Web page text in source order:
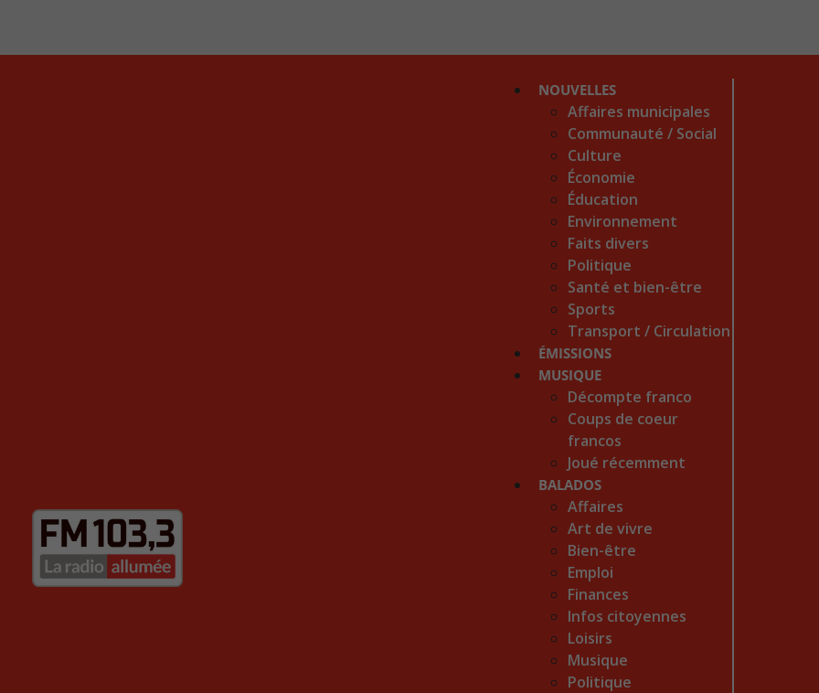
NOUVELLES
Affaires municipales
Communauté / Social
Culture
Économie
Éducation
Environnement
Faits divers
Politique
Santé et bien-être
Sports
Transport / Circulation
ÉMISSIONS
MUSIQUE
Décompte franco
Coups de coeur
francos
Joué récemment
BALADOS
Affaires
Art de vivre
Bien-être
Emploi
Finances
Infos citoyennes
Loisirs
Musique
Politique